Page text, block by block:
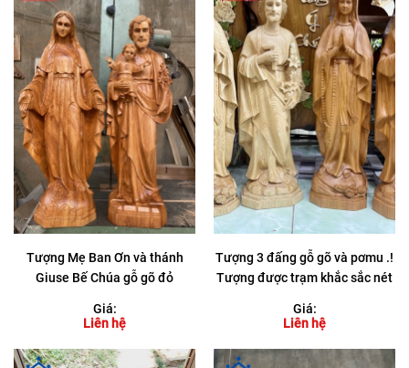
Tượng Mẹ Ban Ơn và thánh
Giuse Bế Chúa gỗ gõ đỏ
Giá:
Liên hệ
Tượng 3 đấng gỗ gõ và pơmu .!
Tượng được trạm khắc sắc nét
Giá:
Liên hệ